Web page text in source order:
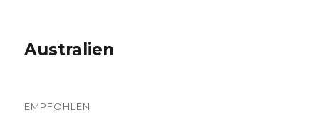
Australien
EMPFOHLEN